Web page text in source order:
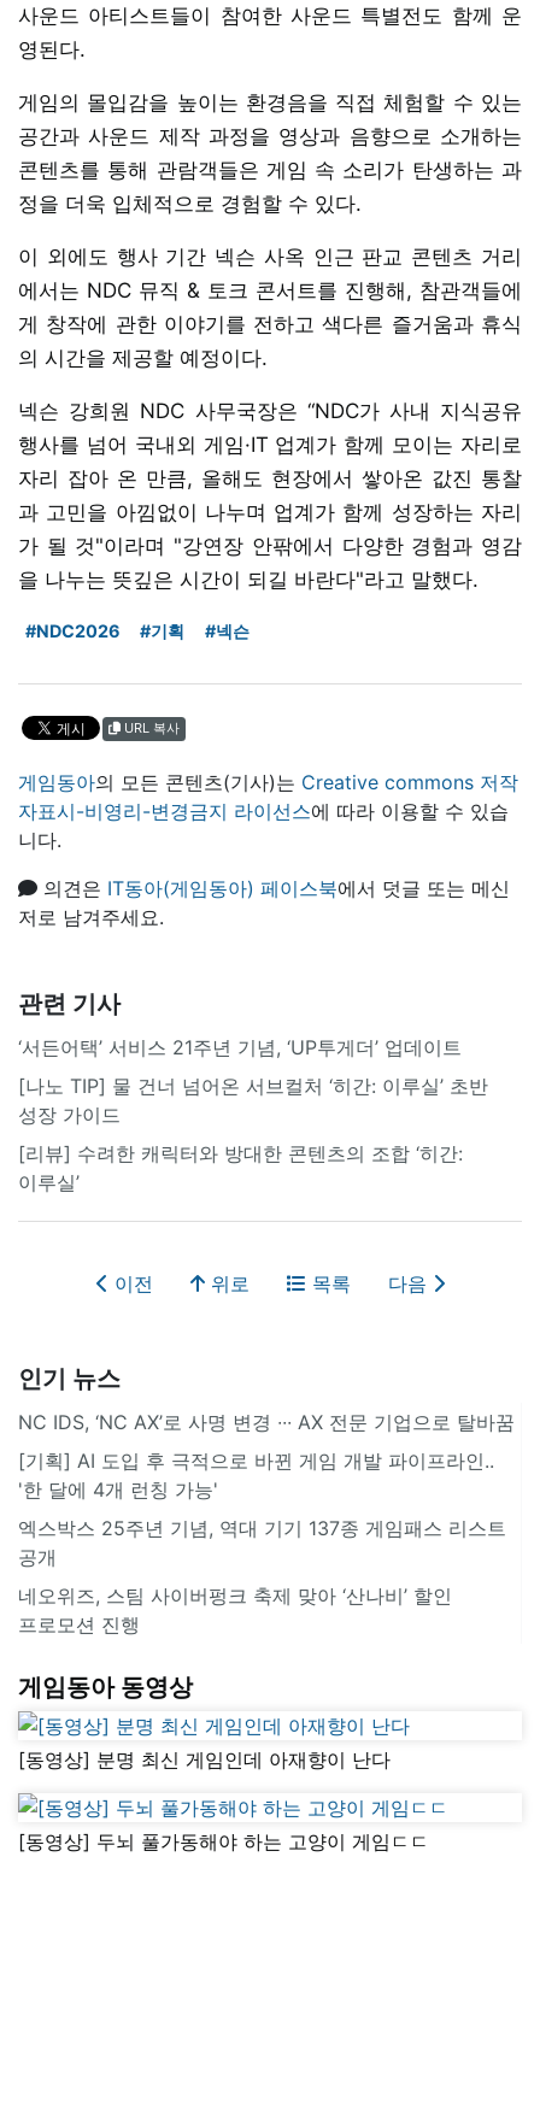
사운드 아티스트들이 참여한 사운드 특별전도 함께 운
영된다.
게임의 몰입감을 높이는 환경음을 직접 체험할 수 있는
공간과 사운드 제작 과정을 영상과 음향으로 소개하는
콘텐츠를 통해 관람객들은 게임 속 소리가 탄생하는 과
정을 더욱 입체적으로 경험할 수 있다.
이 외에도 행사 기간 넥슨 사옥 인근 판교 콘텐츠 거리
에서는 NDC 뮤직 & 토크 콘서트를 진행해, 참관객들에
게 창작에 관한 이야기를 전하고 색다른 즐거움과 휴식
의 시간을 제공할 예정이다.
넥슨 강희원 NDC 사무국장은 “NDC가 사내 지식공유
행사를 넘어 국내외 게임·IT 업계가 함께 모이는 자리로
자리 잡아 온 만큼, 올해도 현장에서 쌓아온 값진 통찰
과 고민을 아낌없이 나누며 업계가 함께 성장하는 자리
가 될 것"이라며 "강연장 안팎에서 다양한 경험과 영감
을 나누는 뜻깊은 시간이 되길 바란다"라고 말했다.
#NDC2026 #기획 #넥슨
URL 복사
게임동아의 모든 콘텐츠(기사)는 Creative commons 저작
자표시-비영리-변경금지 라이선스에 따라 이용할 수 있습
니다.
의견은 IT동아(게임동아) 페이스북에서 덧글 또는 메신
저로 남겨주세요.
관련 기사
‘서든어택’ 서비스 21주년 기념, ‘UP투게더’ 업데이트
[나노 TIP] 물 건너 넘어온 서브컬처 ‘히간: 이루실’ 초반
성장 가이드
[리뷰] 수려한 캐릭터와 방대한 콘텐츠의 조합 ‘히간:
이루실’
이전 위로 목록 다음
인기 뉴스
NC IDS, ‘NC AX’로 사명 변경 ∙∙∙ AX 전문 기업으로 탈바꿈
[기획] AI 도입 후 극적으로 바뀐 게임 개발 파이프라인..
'한 달에 4개 런칭 가능'
엑스박스 25주년 기념, 역대 기기 137종 게임패스 리스트
공개
네오위즈, 스팀 사이버펑크 축제 맞아 ‘산나비’ 할인
프로모션 진행
게임동아 동영상
[동영상] 분명 최신 게임인데 아재향이 난다
[동영상] 두뇌 풀가동해야 하는 고양이 게임ㄷㄷ